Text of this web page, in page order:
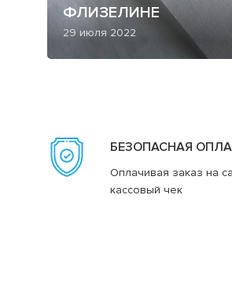
ФЛИЗЕЛИНЕ
29 июля 2022
БЕЗОПАСНАЯ
Оплачивая заказ на
кассовый чек